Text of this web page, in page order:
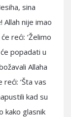
sina
Allah nije imao
reći: ‘Želimo
će popadati u
Allaha
‘Šta vas
kad su
kako glasnik